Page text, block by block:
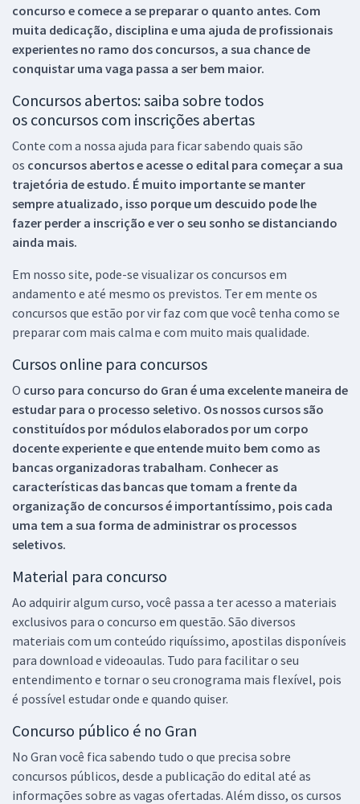
concurso e comece a se preparar o quanto antes. Com
muita dedicação, disciplina e uma ajuda de profissionais
experientes no ramo dos concursos, a sua chance de
conquistar uma vaga passa a ser bem maior.
Concursos abertos: saiba sobre todos
os concursos com inscrições abertas
Conte com a nossa ajuda para ficar sabendo quais são
os concursos abertos e acesse o edital para começar a sua
trajetória de estudo. É muito importante se manter
sempre atualizado, isso porque um descuido pode lhe
fazer perder a inscrição e ver o seu sonho se distanciando
ainda mais.
Em nosso site, pode-se visualizar os concursos em
andamento e até mesmo os previstos. Ter em mente os
concursos que estão por vir faz com que você tenha como se
preparar com mais calma e com muito mais qualidade.
Cursos online para concursos
O curso para concurso do Gran é uma excelente maneira de
estudar para o processo seletivo. Os nossos cursos são
constituídos por módulos elaborados por um corpo
docente experiente e que entende muito bem como as
bancas organizadoras trabalham. Conhecer as
características das bancas que tomam a frente da
organização de concursos é importantíssimo, pois cada
uma tem a sua forma de administrar os processos
seletivos.
Material para concurso
Ao adquirir algum curso, você passa a ter acesso a materiais
exclusivos para o concurso em questão. São diversos
materiais com um conteúdo riquíssimo, apostilas disponíveis
para download e videoaulas. Tudo para facilitar o seu
entendimento e tornar o seu cronograma mais flexível, pois
é possível estudar onde e quando quiser.
Concurso público é no Gran
No Gran você fica sabendo tudo o que precisa sobre
concursos públicos, desde a publicação do edital até as
informações sobre as vagas ofertadas. Além disso, os cursos